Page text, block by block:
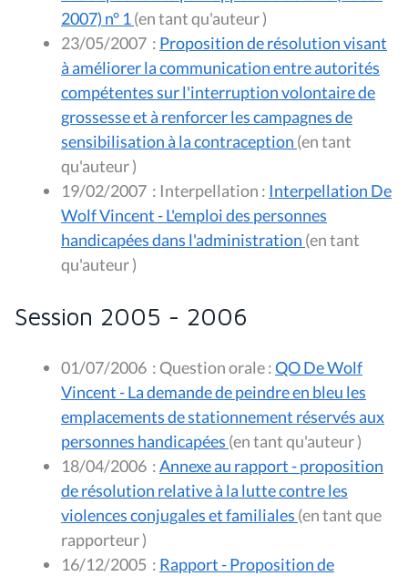
2007) n° 1
(en tant qu'auteur )
23/05/2007 : Proposition de résolution visant
à améliorer la communication entre autorités
compétentes sur l'interruption volontaire de
grossesse et à renforcer les campagnes de
sensibilisation à la contraception (en tant
qu'auteur )
19/02/2007 : Interpellation : Interpellation De
Wolf Vincent - L'emploi des personnes
handicapées dans l'administration (en tant
qu'auteur )
Session 2005 - 2006
01/07/2006 : Question orale :QO De Wolf
Vincent - La demande de peindre en bleu les
emplacements de stationnement réservés aux
personnes handicapées
(en tant qu'auteur )
18/04/2006 :Annexe au rapport - proposition
de résolution relative à la lutte contre les
violences conjugales et familiales (en tant que
rapporteur )
16/12/2005 : Rapport - Proposition de